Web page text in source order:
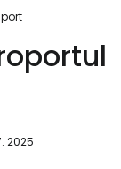
2025